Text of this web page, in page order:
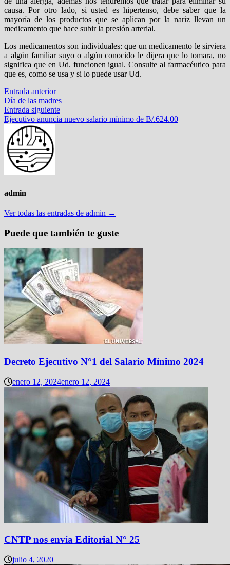
causa. Por otro lado, si usted es hipertenso, debe saber que la
mayoría de los productos que se aplican por la nariz llevan un
medicamento que hace subir la presión arterial.
Los medicamentos son individuales: que un medicamento le sirviera
a algún familiar suyo o algún conocido le dijera que lo tomara, no
significa que en Ud. funcionen igual. Consulte al farmacéutico para
que es, como se usa y si lo puede usar Ud.
Navegación
de
entradas
Entrada anteriorEntrada
anterior:
Día de las madres
Entrada siguienteEntrada
siguiente:
Ejecutivo anuncia nuevo salario mínimo de B/.624.00
admin
Ver todas las entradas de admin →
Puede que también te guste
Decreto Ejecutivo N°1 del Salario Mínimo 2024
enero 12, 2024enero 12, 2024
CNTP nos envía Editorial N° 25
julio 4, 2020